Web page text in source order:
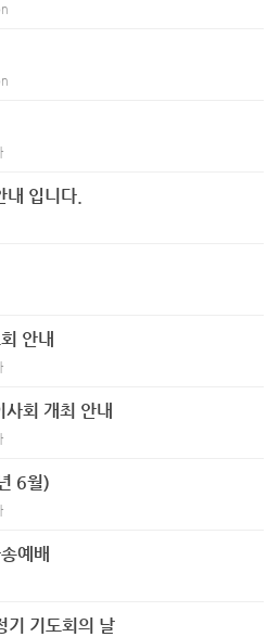
입니다.
안내
회 개최 안내
6월)
예배
기 기도회의 날